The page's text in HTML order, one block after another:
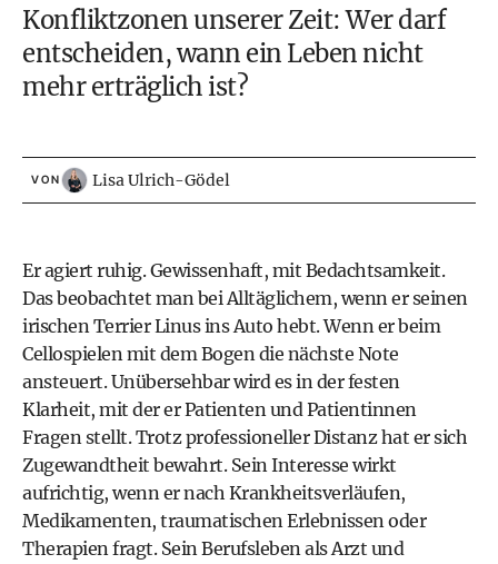
Konfliktzonen unserer Zeit: Wer darf
entscheiden, wann ein Leben nicht
mehr erträglich ist?
VON Lisa Ulrich-Gödel
Er agiert ruhig. Gewissenhaft, mit Bedachtsamkeit.
Das beobachtet man bei Alltäglichem, wenn er seinen
irischen Terrier Linus ins Auto hebt. Wenn er beim
Cellospielen mit dem Bogen die nächste Note
ansteuert. Unübersehbar wird es in der festen
Klarheit, mit der er Patienten und Patientinnen
Fragen stellt. Trotz professioneller Distanz hat er sich
Zugewandtheit bewahrt. Sein Interesse wirkt
aufrichtig, wenn er nach Krankheitsverläufen,
Medikamenten, traumatischen Erlebnissen oder
Therapien fragt. Sein Berufsleben als Arzt und